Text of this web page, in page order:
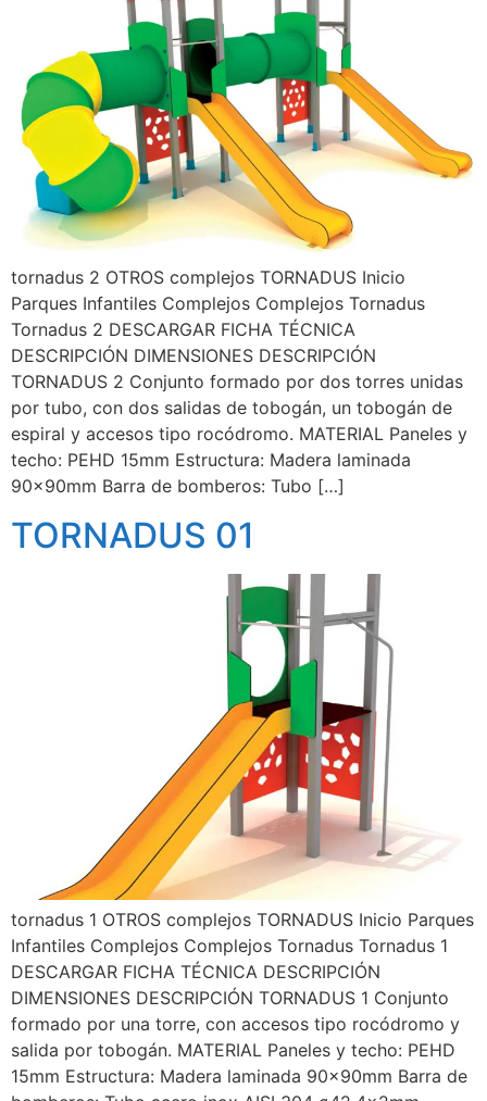
tornadus 2 OTROS complejos TORNADUS Inicio
Parques Infantiles Complejos Complejos Tornadus
Tornadus 2 DESCARGAR FICHA TÉCNICA
DESCRIPCIÓN DIMENSIONES DESCRIPCIÓN
TORNADUS 2 Conjunto formado por dos torres unidas
por tubo, con dos salidas de tobogán, un tobogán de
espiral y accesos tipo rocódromo. MATERIAL Paneles y
techo: PEHD 15mm Estructura: Madera laminada
90x90mm Barra de bomberos: Tubo […]
TORNADUS 01
tornadus 1 OTROS complejos TORNADUS Inicio Parques
Infantiles Complejos Complejos Tornadus Tornadus 1
DESCARGAR FICHA TÉCNICA DESCRIPCIÓN
DIMENSIONES DESCRIPCIÓN TORNADUS 1 Conjunto
formado por una torre, con accesos tipo rocódromo y
salida por tobogán. MATERIAL Paneles y techo: PEHD
15mm Estructura: Madera laminada 90x90mm Barra de